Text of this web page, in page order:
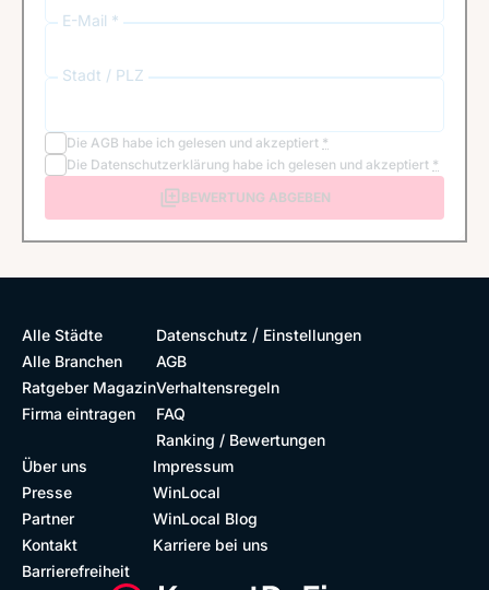
E-Mail *
Stadt / PLZ
Die AGB habe ich gelesen und akzeptiert *
Die Datenschutzerklärung habe ich gelesen und akzeptiert *
BEWERTUNG ABGEBEN
Alle Städte
Alle Branchen
Ratgeber Magazin
Firma eintragen
Datenschutz / Einstellungen
AGB
Verhaltensregeln
FAQ
Ranking / Bewertungen
Über uns
Presse
Partner
Kontakt
Barrierefreiheit
Impressum
WinLocal
WinLocal Blog
Karriere bei uns